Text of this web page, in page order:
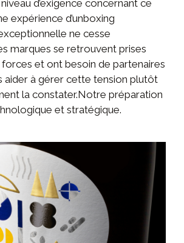
d’exigence concernant ce
expérience d’unboxing
ne cesse
marques se retrouvent prises
et ont besoin de partenaires
aider à gérer cette tension plutôt
la constater.Notre préparation
et stratégique.